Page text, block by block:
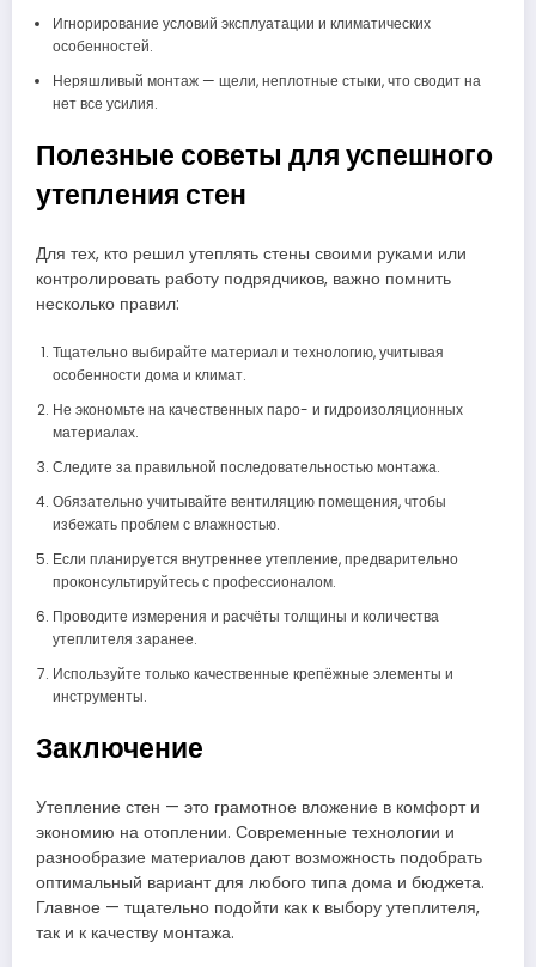
Игнорирование условий эксплуатации и климатических
особенностей.
Неряшливый монтаж — щели, неплотные стыки, что сводит на
нет все усилия.
Полезные советы для успешного
утепления стен
Для тех, кто решил утеплять стены своими руками или
контролировать работу подрядчиков, важно помнить
несколько правил:
Тщательно выбирайте материал и технологию, учитывая
особенности дома и климат.
Не экономьте на качественных паро- и гидроизоляционных
материалах.
Следите за правильной последовательностью монтажа.
Обязательно учитывайте вентиляцию помещения, чтобы
избежать проблем с влажностью.
Если планируется внутреннее утепление, предварительно
проконсультируйтесь с профессионалом.
Проводите измерения и расчёты толщины и количества
утеплителя заранее.
Используйте только качественные крепёжные элементы и
инструменты.
Заключение
Утепление стен — это грамотное вложение в комфорт и
экономию на отоплении. Современные технологии и
разнообразие материалов дают возможность подобрать
оптимальный вариант для любого типа дома и бюджета.
Главное — тщательно подойти как к выбору утеплителя,
так и к качеству монтажа.